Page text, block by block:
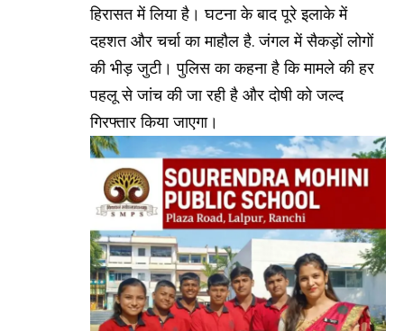
हिरासत में लिया है। घटना के बाद पूरे इलाके में
दहशत और चर्चा का माहौल है. जंगल में सैकड़ों लोगों
की भीड़ जुटी। पुलिस का कहना है कि मामले की हर
पहलू से जांच की जा रही है और दोषी को जल्द
गिरफ्तार किया जाएगा।